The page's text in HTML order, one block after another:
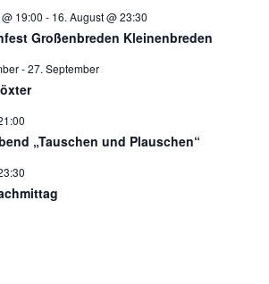
19:00 - 16. August @ 23:30
Großenbreden Kleinenbreden
-27. September
„Tauschen und Plauschen“